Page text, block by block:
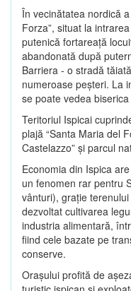
În vecinătatea nordică
Forza”, situat la
putenică fortareaţă
abandonată după
Barriera - o stradă
numeroase peşteri. La
se poate vedea
Teritoriul Ispicai
plajă “Santa Maria del
Castelazzo” şi parcul
Economia din Ispica
un fenomen rar pentru
vânturi), graţie
dezvoltat cultivarea
industria alimentară,
fiind cele bazate pe
conserve.
Oraşului profită de